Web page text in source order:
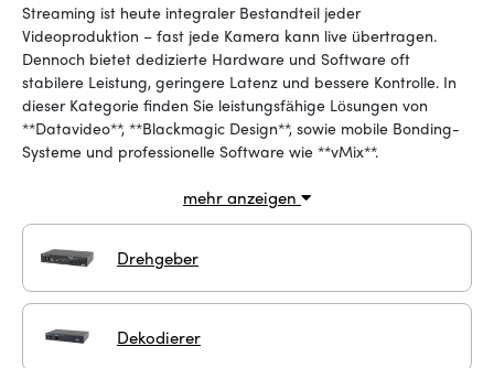
Streaming ist heute integraler Bestandteil jeder
Videoproduktion – fast jede Kamera kann live übertragen.
Dennoch bietet dedizierte Hardware und Software oft
stabilere Leistung, geringere Latenz und bessere Kontrolle. In
dieser Kategorie finden Sie leistungsfähige Lösungen von
**Datavideo**, **Blackmagic Design**, sowie mobile Bonding-
Systeme und professionelle Software wie **vMix**.
mehr anzeigen
Drehgeber
Dekodierer